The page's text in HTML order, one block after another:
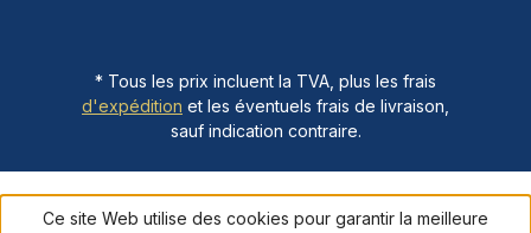
* Tous les prix incluent la TVA, plus les frais
d'expédition et les éventuels frais de livraison,
sauf indication contraire.
Ce site Web utilise des cookies pour garantir la meilleure